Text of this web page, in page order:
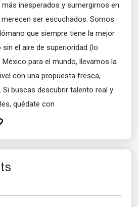
inesperados y sumergirnos en
ser escuchados. Somos
que siempre tiene la mejor
el aire de superioridad (lo
para el mundo, llevamos la
con una propuesta fresca,
buscas descubrir talento real y
quédate con